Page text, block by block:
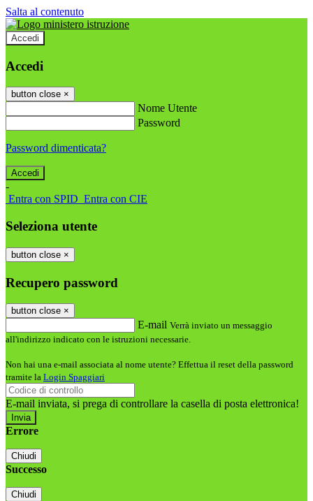
Salta al contenuto
Accedi
Accedi
button close ×
Nome Utente
Password
Password dimenticata?
-
Entra con SPID Entra con CIE
Seleziona utente
button close ×
Recupero password
button close ×
E-mail Verrà inviato un messaggio
all'indirizzo indicato con le istruzioni necessarie.
Non hai una e-mail associata al nome utente? Effettua il reset della password
tramite la Login Spaggiari
E-mail inviata, si prega di controllare la casella di posta elettronica!
Errore
Chiudi
Successo
Chiudi